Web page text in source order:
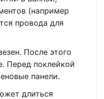
(например
провода для
После этого
Перед поклейкой
панели.
длиться